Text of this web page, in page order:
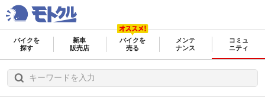
バイクを
探す
新車
販売店
バイクを
売る
メンテ
ナンス
コミュ
ニティ